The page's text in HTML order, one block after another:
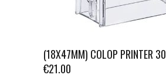
(18X47MM) COLOP PRINTER 30
€21.00